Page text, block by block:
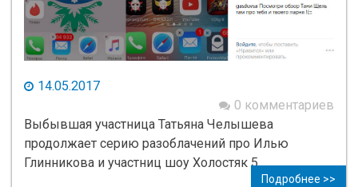
14.05.2017
0 комментариев
Выбывшая участница Татьяна Челышева
продолжает серию разоблачений про Илью
Глинникова и участниц шоу Холостяк 5.
Подробнее >>